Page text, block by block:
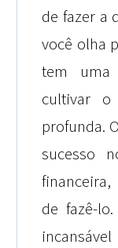
de fazer a
você olha
tem uma
cultivar o
profunda.
sucesso
de fazê-lo.